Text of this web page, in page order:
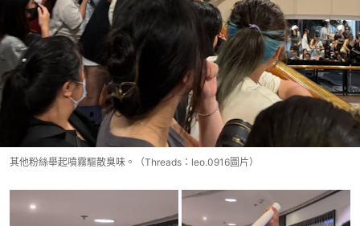
其他粉絲舉起噴霧驅散臭味。（Threads：leo.0916圖片）